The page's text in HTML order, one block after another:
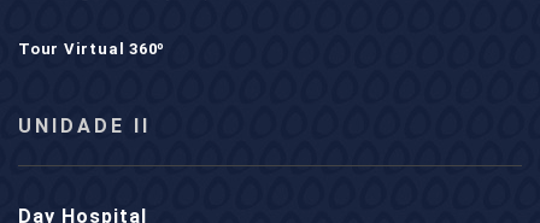
Tour Virtual 360º
UNIDADE II
Day Hospital